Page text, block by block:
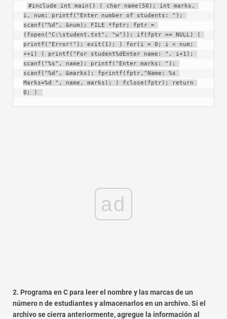
#include int main() ( char name(50); int marks,
i, num; printf("Enter number of students: ");
scanf("%d", &num); FILE *fptr; fptr =
(fopen("C:\student.txt", "w")); if(fptr == NULL) (
printf("Error!"); exit(1); ) for(i = 0; i < num;
++i) ( printf("For student%dEnter name: ", i+1);
scanf("%s", name); printf("Enter marks: ");
scanf("%d", &marks); fprintf(fptr,"Name: %s
Marks=%d ", name, marks); ) fclose(fptr); return
0; )
ad
2. Programa en C para leer el nombre y las marcas de un
número n de estudiantes y almacenarlos en un archivo. Si el
archivo se cierra anteriormente, agregue la información al